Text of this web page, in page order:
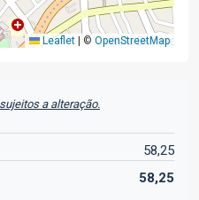
Leaflet © OpenStreetMap
a alteração.
58,25
58,25